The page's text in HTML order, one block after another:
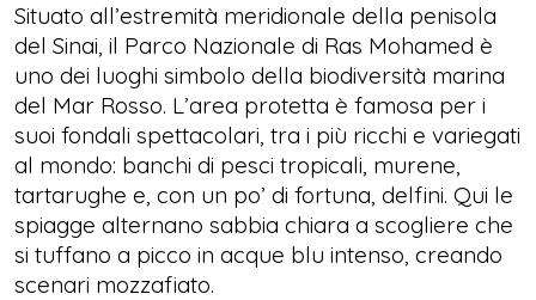
Situato all’estremità meridionale della penisola
del Sinai, il Parco Nazionale di Ras Mohamed è
uno dei luoghi simbolo della biodiversità marina
del Mar Rosso. L’area protetta è famosa per i
suoi fondali spettacolari, tra i più ricchi e variegati
al mondo: banchi di pesci tropicali, murene,
tartarughe e, con un po’ di fortuna, delfini. Qui le
spiagge alternano sabbia chiara a scogliere che
si tuffano a picco in acque blu intenso, creando
scenari mozzafiato.